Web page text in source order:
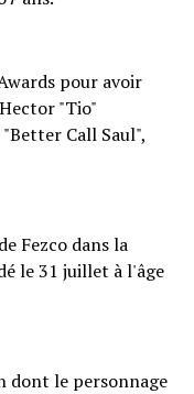
pour avoir
"Tio"
Call Saul",
Fezco dans la
le 31 juillet à l'âge
dont le personnage